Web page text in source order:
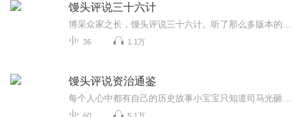
馒头评说三十六计
36 1.1万
馒头评说资治通鉴